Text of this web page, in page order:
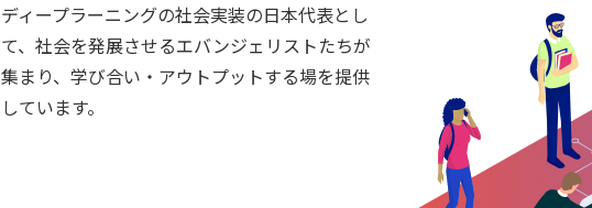
ディープラーニングの社会実装の日本代表とし
て、社会を発展させるエバンジェリストたちが
集まり、学び合い・アウトプットする場を提供
しています。